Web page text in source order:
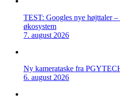
TEST: Googles nye højttaler
økosystem
7. august 2026
Ny kamerataske fra
6. august 2026